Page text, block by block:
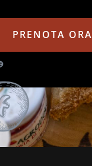
PRENOTA ORA